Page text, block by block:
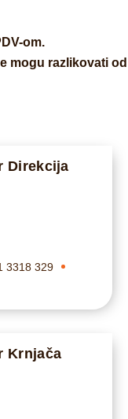
om.
mogu razlikovati od
Direkcija
3318 329
Krnjača